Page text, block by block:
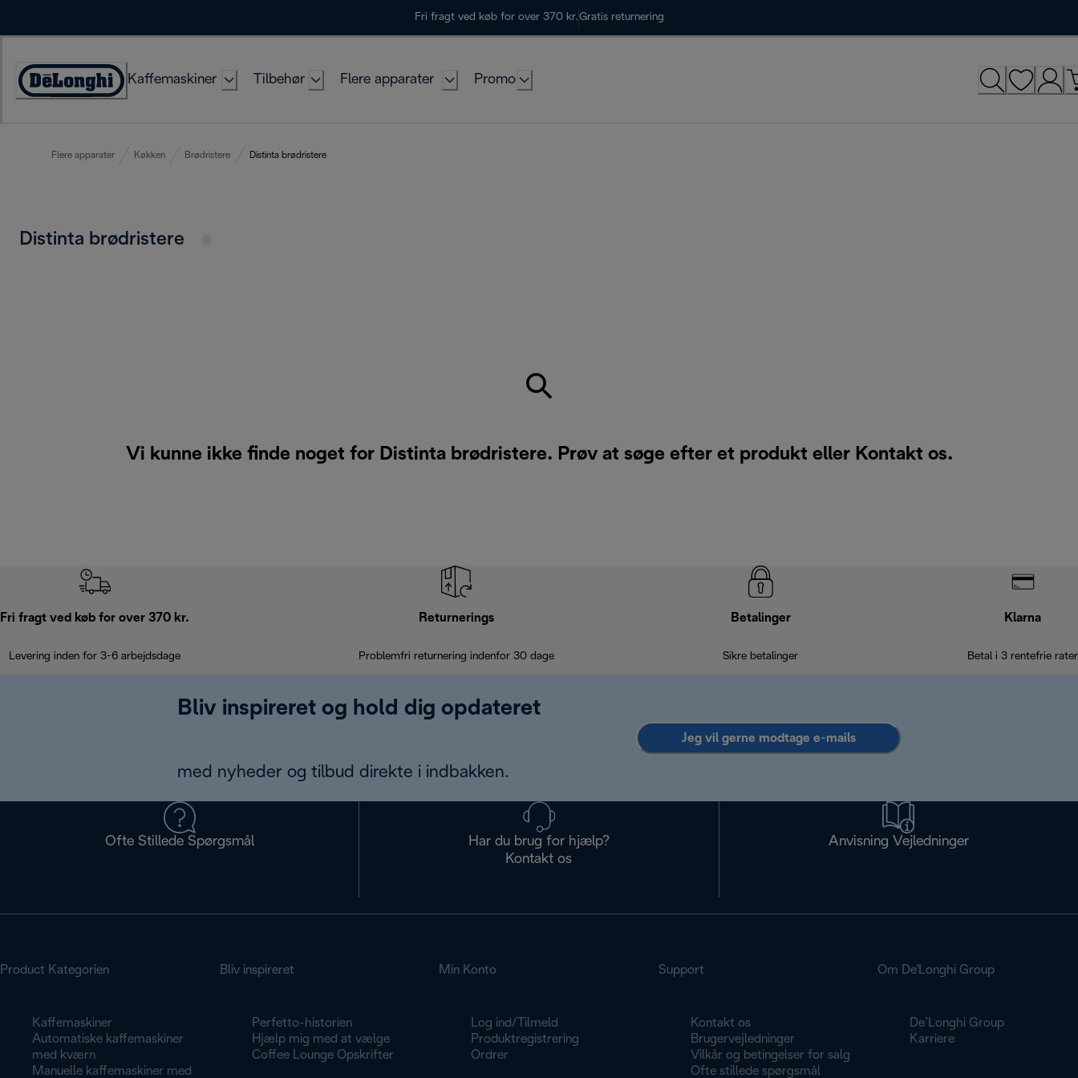
Fri fragt ved køb for over 370 kr.Gratis returnering
Accessibility
Kaffemaskiner Tilbehør Flere apparater Promo
Flere apparater Køkken Brødristere Distinta brødristere
Distinta brødristere
Vi kunne ikke finde noget for Distinta brødristere. Prøv at søge efter et produkt eller Kontakt os.
Fri fragt ved køb for over 370 kr.
Levering inden for 3-6 arbejdsdage
Returnerings
Problemfri returnering indenfor 30 dage
Betalinger
Sikre betalinger
Klarna
Betal i 3 rentefrie rater
Bliv inspireret og hold dig opdateret
med nyheder og tilbud direkte i indbakken.
Jeg vil gerne modtage e-mails
Ofte Stillede Spørgsmål
Har du brug for hjælp?
Kontakt os
Anvisning Vejledninger
Product Kategorien
Kaffemaskiner
Automatiske kaffemaskiner
med kværn
Manuelle kaffemaskiner med
Bliv inspireret
Perfetto-historien
Hjælp mig med at vælge
Coffee Lounge Opskrifter
Min Konto
Log ind/Tilmeld
Produktregistrering
Ordrer
Support
Kontakt os
Brugervejledninger
Vilkår og betingelser for salg
Ofte stillede spørgsmål
Om De'Longhi Group
De’Longhi Group
Karriere